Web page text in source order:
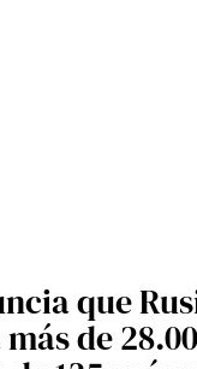
que
de